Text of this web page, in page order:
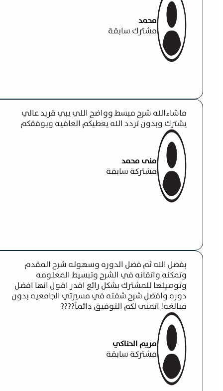
محمد
مشترك سابقة
ماشاءالله شرح مبسط وواضح اللي يبي قريد عالي
يشترك وبدون تردد الله يعطيكم العافيه ويوفقكم
منى محمد
مشتركة سابقة
بفضل الله ثم فضل الدوره وسهوله شرح المقدم
وتمكنه واتقانه في الشرح وتبسيط المعلومه
وتوصيلها للمشترك بشكل رائع اقدر اقول انها افضل
دوره وافضل شرح شفته في مسيرتي الجامعيه بدون
مبالغه! اتمنى لكم التوفيق دائماً????
مريم الحناكي
مشتركة سابقة